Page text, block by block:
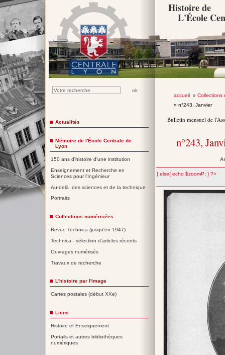
Histoire de
L'École
accueil» Collections
» n°243, Janvier
Bulletin mensuel de
n°243,
";} else{ echo $zoomP; } ?>
Actualités
Mémoire de l'École Centrale de
Lyon
150 ans d'histoire d'une institution
Enseignement et Recherche en
Sciences pour l'Ingénieur
Au-delà des sciences et de la technique
Portraits
Collections numérisées
Revue Technica (jusqu'en 1947)
Technica - sélection d'articles récents
Ouvrages numérisés
Travaux de recherche
L'histoire par l'image
Cartes postales (début XXe)
Liens
Histoire et Enseignement
Portails et autres bibliothèques
numériques